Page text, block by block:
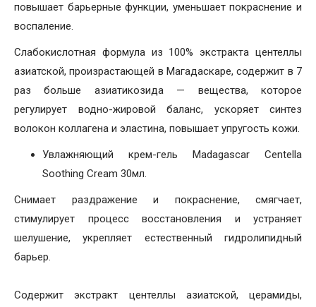
повышает барьерные функции, уменьшает покраснение и
воспаление.
Слабокислотная формула из 100% экстракта центеллы
азиатской, произрастающей в Магадаскаре, содержит в 7
раз больше азиатикозида — вещества, которое
регулирует водно-жировой баланс, ускоряет синтез
волокон коллагена и эластина, повышает упругость кожи.
Увлажняющий крем-гель Madagascar Centella
Soothing Cream 30мл.
Снимает раздражение и покраснение, смягчает,
стимулирует процесс восстановления и устраняет
шелушение, укрепляет естественный гидролипидный
барьер.
Содержит экстракт центеллы азиатской, церамиды,